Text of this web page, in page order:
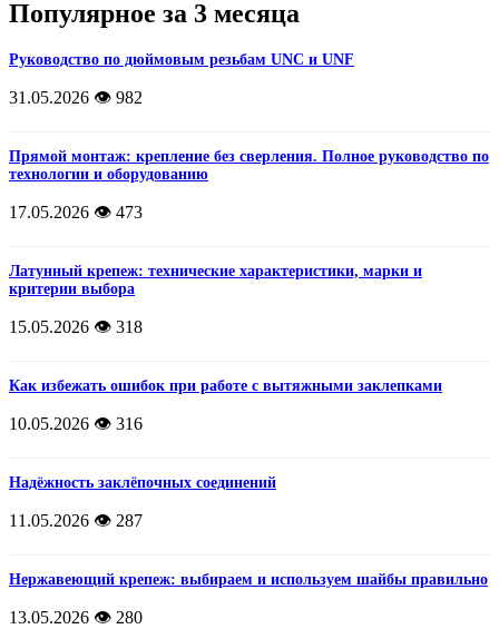
Популярное за 3 месяца
Руководство по дюймовым резьбам UNC и UNF
31.05.2026 👁️ 982
Прямой монтаж: крепление без сверления. Полное руководство по
технологии и оборудованию
17.05.2026 👁️ 473
Латунный крепеж: технические характеристики, марки и
критерии выбора
15.05.2026 👁️ 318
Как избежать ошибок при работе с вытяжными заклепками
10.05.2026 👁️ 316
Надёжность заклёпочных соединений
11.05.2026 👁️ 287
Нержавеющий крепеж: выбираем и используем шайбы правильно
13.05.2026 👁️ 280